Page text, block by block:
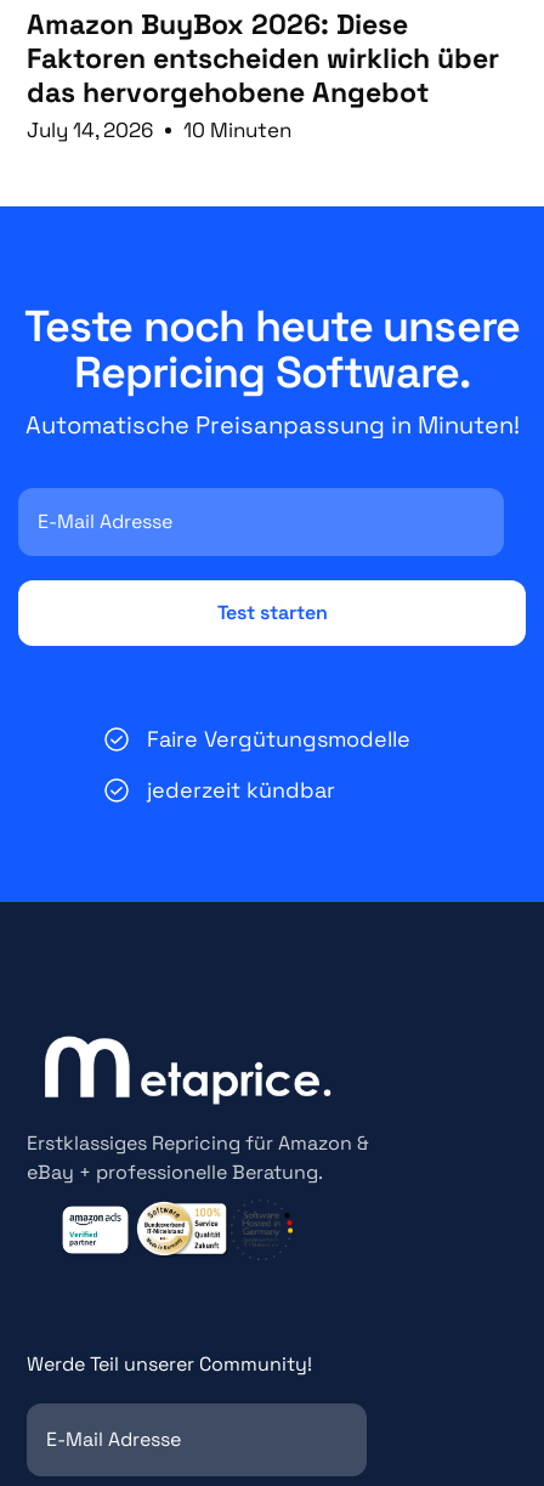
Amazon BuyBox 2026: Diese
Faktoren entscheiden wirklich über
das hervorgehobene Angebot
July 14, 2026 10 Minuten
Teste noch heute unsere
Repricing Software.
Automatische Preisanpassung in Minuten!
Faire Vergütungsmodelle
jederzeit kündbar
Erstklassiges Repricing für Amazon &
eBay + professionelle Beratung.
Werde Teil unserer Community!